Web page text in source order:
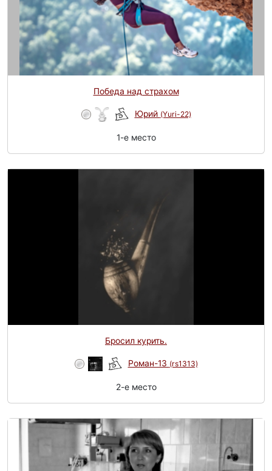
Победа над страхом
Юрий (Yuri-22)
1-e место
Бросил курить.
Роман-13 (rs1313)
2-e место